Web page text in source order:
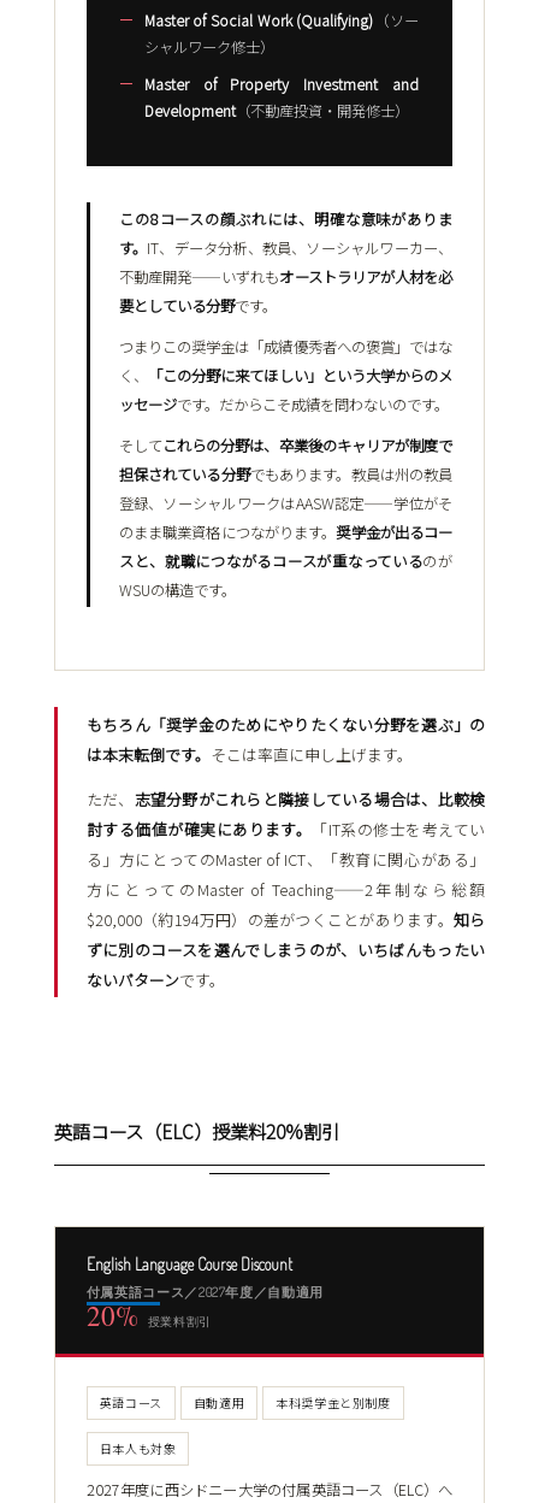
Master of Social Work (Qualifying) （ソー
シャルワーク修士）
Master of Property Investment and
Development（不動産投資・開発修士）
この8コースの顔ぶれには、明確な意味がありま
す。 IT、データ分析、教員、ソーシャルワーカー、
不動産開発――いずれもオーストラリアが人材を必
要としている分野です。
つまりこの奨学金は「成績優秀者への褒賞」ではな
く、
「この分野に来てほしい」という大学からのメ
ッセージです。だからこそ成績を問わないのです。
そしてこれらの分野は、卒業後のキャリアが制度で
担保されている分野でもあります。教員は州の教員
登録、ソーシャルワークはAASW認定――学位がそ
のまま職業資格につながります。 奨学金が出るコー
スと、就職につながるコースが重なっているのが
WSUの構造です。
もちろん「奨学金のためにやりたくない分野を選ぶ」の
は本末転倒です。 そこは率直に申し上げます。
ただ、 志望分野がこれらと隣接している場合は、比較検
討する価値が確実にあります。
「IT系の修士を考えてい
る」方にとってのMaster of ICT、「教育に関心がある」
方にとってのMaster of Teaching――2年制なら総額
$20,000（約194万円）の差がつくことがあります。 知ら
ずに別のコースを選んでしまうのが、いちばんもったい
ないパターンです。
英語コース（ELC）授業料20%割引
English Language Course Discount
付属英語コース／2027年度／自動適用
20% 授業料割引
英語コース 自動適用 本科奨学金と別制度
日本人も対象
2027年度に西シドニー大学の付属英語コース（ELC）へ